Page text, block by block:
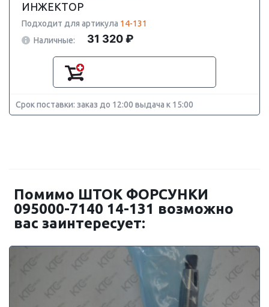
ИНЖЕКТОР
Подходит для артикула 14-131
Наличные:
31 320 ₽
Срок поставки: заказ до 12:00 выдача к 15:00
Помимо ШТОК ФОРСУНКИ
095000-7140 14-131 возможно
вас заинтересует: